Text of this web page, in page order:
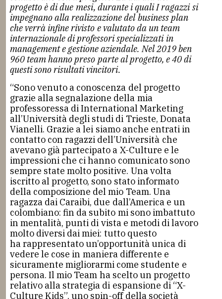
progetto è di due mesi, durante i quali I ragazzi si
impegnano alla realizzazione del business plan
che verrà infine rivisto e valutato da un team
internazionale di professori specializzati in
management e gestione aziendale. Nel 2019 ben
960 team hanno preso parte al progetto, e 40 di
questi sono risultati vincitori.
“Sono venuto a conoscenza del progetto
grazie alla segnalazione della mia
professoressa di International Marketing
all’Università degli studi di Trieste, Donata
Vianelli. Grazie a lei siamo anche entrati in
contatto con ragazzi dell’Università che
avevano già partecipato a X-Culture e le
impressioni che ci hanno comunicato sono
sempre state molto positive. Una volta
iscritto al progetto, sono stato informato
della composizione del mio Team. Una
ragazza dai Caraibi, due dall’America e un
colombiano: fin da subito mi sono imbattuto
in mentalità, punti di vista e metodi di lavoro
molto diversi dai miei: tutto questo
ha rappresentato un’opportunità unica di
vedere le cose in maniera differente e
sicuramente migliorarmi come studente e
persona. Il mio Team ha scelto un progetto
relativo alla strategia di espansione di “X-
Culture Kids”, uno spin-off della società